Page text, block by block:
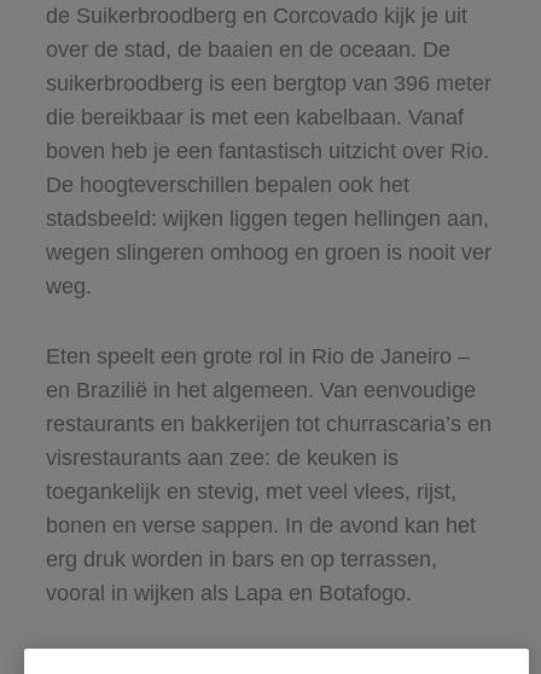
de Suikerbroodberg en Corcovado kijk je uit
over de stad, de baaien en de oceaan. De
suikerbroodberg is een bergtop van 396 meter
die bereikbaar is met een kabelbaan. Vanaf
boven heb je een fantastisch uitzicht over Rio.
De hoogteverschillen bepalen ook het
stadsbeeld: wijken liggen tegen hellingen aan,
wegen slingeren omhoog en groen is nooit ver
weg.
Eten speelt een grote rol in Rio de Janeiro –
en Brazilië in het algemeen. Van eenvoudige
restaurants en bakkerijen tot churrascaria’s en
visrestaurants aan zee: de keuken is
toegankelijk en stevig, met veel vlees, rijst,
bonen en verse sappen. In de avond kan het
erg druk worden in bars en op terrassen,
vooral in wijken als Lapa en Botafogo.